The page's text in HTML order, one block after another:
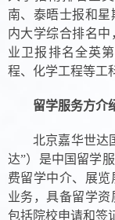
南、泰晤士报和
内大学综合排名
业卫报排名全英
程、化学工程等工
留学服务方介
北京嘉华世达
达”）是中国留学
费留学中介、展
业务，具备留学资
包括院校申请和签